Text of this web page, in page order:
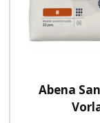
Abena